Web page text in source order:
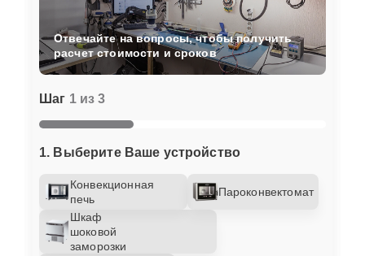
Шаг 1 из 3
1. Выберите Ваше устройство
Конвекционная
печь
Пароконвектомат
Шкаф
шоковой
заморозки
Отвечайте на вопросы, чтобы получить
расчет стоимости и сроков